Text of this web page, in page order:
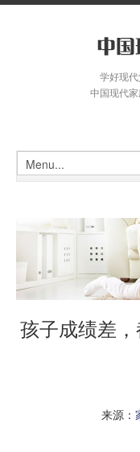
学好现
中国现代
孩子成绩差
来源：